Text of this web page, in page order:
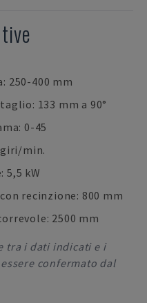
250-400 mm
133 mm a 90°
0-45
giri/min.
5,5 kW
recinzione: 800 mm
2500 mm
tra i dati indicati e i
confermato dal